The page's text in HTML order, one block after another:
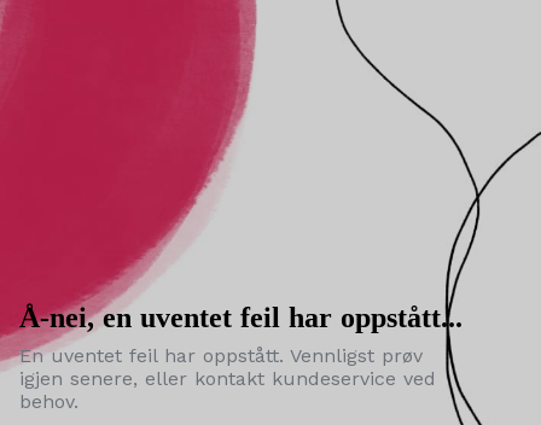
Å-nei, en uventet feil har oppstått...
En uventet feil har oppstått. Vennligst prøv
igjen senere, eller kontakt kundeservice ved
behov.